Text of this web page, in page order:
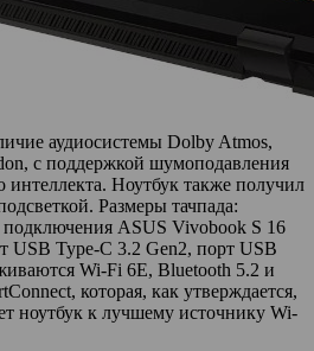
аудиосистемы Dolby Atmos,
с поддержкой шумоподавления
интеллекта. Ноутбук также получил
Размеры тачпада:
ASUS Vivobook S 16
Type-C 3.2 Gen2, порт USB
Wi-Fi 6E, Bluetooth 5.2 и
которая, как утверждается,
ноутбук к лучшему источнику Wi-